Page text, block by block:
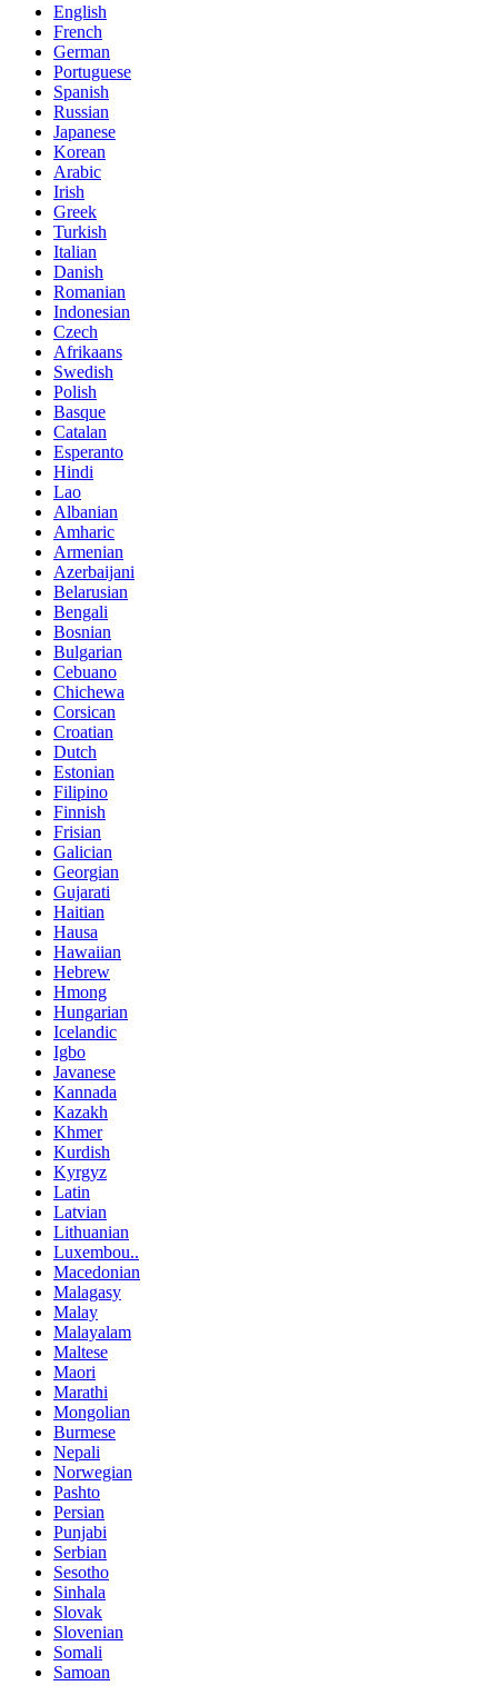
English
French
German
Portuguese
Spanish
Russian
Japanese
Korean
Arabic
Irish
Greek
Turkish
Italian
Danish
Romanian
Indonesian
Czech
Afrikaans
Swedish
Polish
Basque
Catalan
Esperanto
Hindi
Lao
Albanian
Amharic
Armenian
Azerbaijani
Belarusian
Bengali
Bosnian
Bulgarian
Cebuano
Chichewa
Corsican
Croatian
Dutch
Estonian
Filipino
Finnish
Frisian
Galician
Georgian
Gujarati
Haitian
Hausa
Hawaiian
Hebrew
Hmong
Hungarian
Icelandic
Igbo
Javanese
Kannada
Kazakh
Khmer
Kurdish
Kyrgyz
Latin
Latvian
Lithuanian
Luxembou..
Macedonian
Malagasy
Malay
Malayalam
Maltese
Maori
Marathi
Mongolian
Burmese
Nepali
Norwegian
Pashto
Persian
Punjabi
Serbian
Sesotho
Sinhala
Slovak
Slovenian
Somali
Samoan